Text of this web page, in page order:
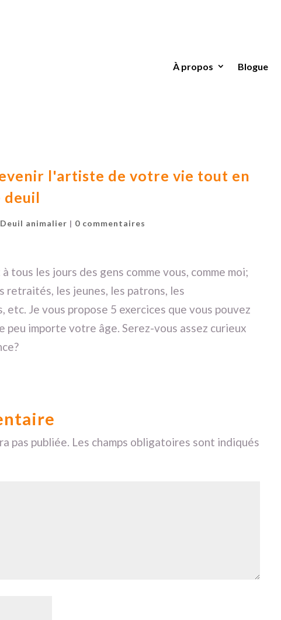
À propos Blogue
l'artiste de votre vie tout en
deuil
Deuil animalier | 0 commentaires
les jours des gens comme vous, comme moi;
retraités, les jeunes, les patrons, les
etc. Je vous propose 5 exercices que vous pouvez
importe votre âge. Serez-vous assez curieux
pas publiée. Les champs obligatoires sont indiqués